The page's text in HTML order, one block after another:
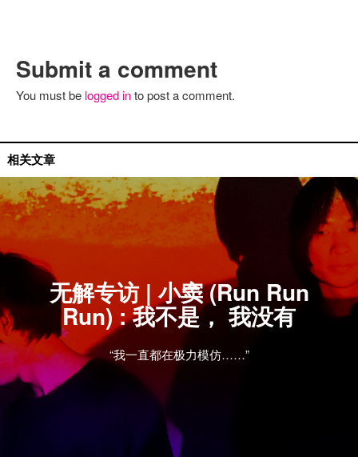
Submit a comment
You must be logged into post a comment.
相关文章
无解专访 | 小窦 (Run Run
Run) : 我不是， 我没有
“我一直都在极力模仿……”
国内艺人